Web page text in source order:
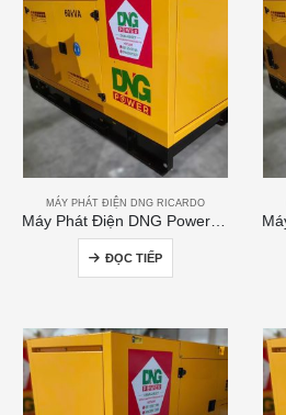
MÁY PHÁT ĐIỆN DNG RICARDO
ĐỌC TIẾP